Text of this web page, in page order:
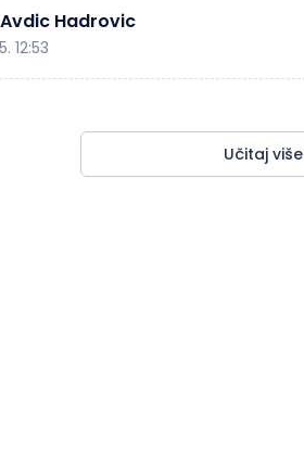
Hadrovic
12:53
Učitaj više